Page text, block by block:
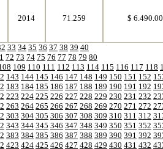
2014 71.259 $
33 34 35 36 37 38 39 40
72 73 74 75 76 77 78 79 80
109 110 111 112 113 114 115 116 117 118
143 144 145 146 147 148 149 150 151 152
183 184 185 186 187 188 189 190 191 192
223 224 225 226 227 228 229 230 231 232
263 264 265 266 267 268 269 270 271 272
303 304 305 306 307 308 309 310 311 312
343 344 345 346 347 348 349 350 351 352
383 384 385 386 387 388 389 390 391 392
423 424 425 426 427 428 429 430 431 432